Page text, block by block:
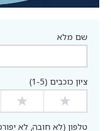
שם מלא
ציון כוכבים (1-5)
★
★
טלפון (לא חובה, לא